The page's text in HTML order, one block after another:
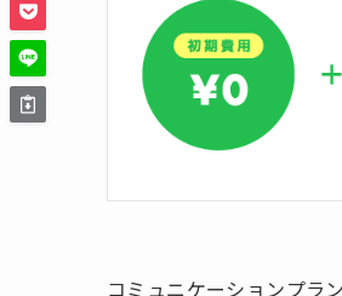
コミュニケーションプラ